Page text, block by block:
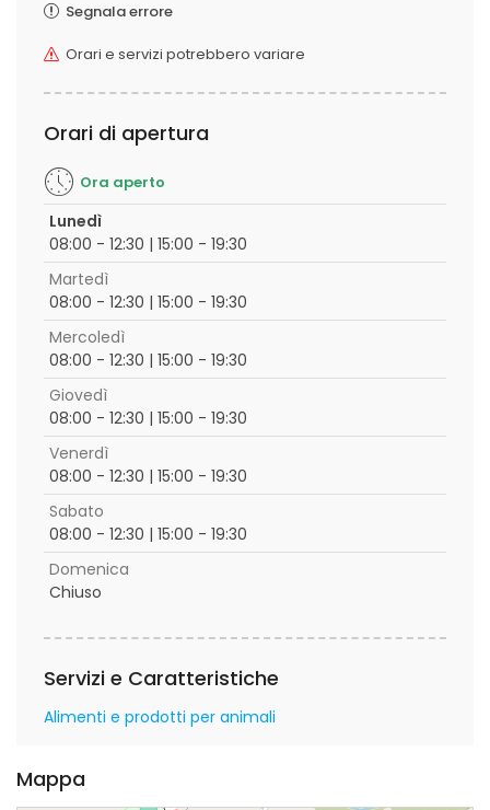
Segnala errore
Orari e servizi potrebbero variare
Orari di apertura
Ora aperto
Lunedì
08:00 - 12:30 | 15:00 - 19:30
Martedì
08:00 - 12:30 | 15:00 - 19:30
Mercoledì
08:00 - 12:30 | 15:00 - 19:30
Giovedì
08:00 - 12:30 | 15:00 - 19:30
Venerdì
08:00 - 12:30 | 15:00 - 19:30
Sabato
08:00 - 12:30 | 15:00 - 19:30
Domenica
Chiuso
Servizi e Caratteristiche
Alimenti e prodotti per animali
Mappa